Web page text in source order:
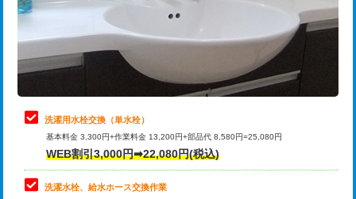
給水管工事※（塩ビ管（VP・HI）使
用（追加）/3ｍ超え)
給水管工事※（ライニング鋼管・銅
管・ポリ管・HT管使用/3ｍまで)
44,000円
給水管工事※（ライニング鋼管・銅
管・ポリ管・HT管使用/3ｍ超え)
排水管工事（土の掘削・埋め戻し作
業）
桝清掃
止水・漏水調査・防水処理・清掃・修
理・調整・分解・加工など（軽作業）
11,000円
止水・漏水調査・防水処理・清掃・修
理・調整・分解・加工など（中作業）
22,000円
止水・漏水調査・防水処理・清掃・修
理・調整・分解・加工など（重作業）
33,000円
キッチンタンク脱着
洗濯用水栓交換（単水栓）
基本料金 3,300円+作業料金 13,200円+部品代 8,580円=25,080円
WEB割引3,000円➡22,080円(税込)
洗濯水栓、給水ホース交換作業